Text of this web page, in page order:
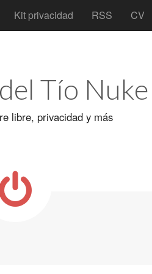
Kit privacidad RSS CV
Tío Nuke
libre, privacidad y más